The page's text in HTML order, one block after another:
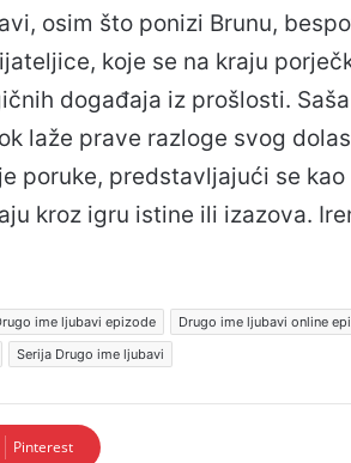
osim što ponizi Brunu,
koje se na kraju
događaja iz prošlosti.
laže prave razloge svog
poruke, predstavljajući se
kroz igru istine ili izazova.
ime ljubavi epizode
Drugo ime ljubavi online
Serija Drugo ime ljubavi
Pinterest